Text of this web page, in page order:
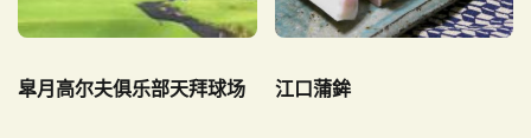
皐月高尔夫俱乐部天拜球场 江口蒲鉾